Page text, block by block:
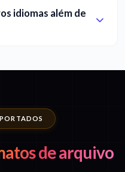
idiomas além de
de arquivo